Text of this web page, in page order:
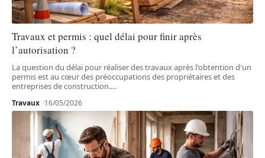
Travaux et permis : quel délai pour finir après
l’autorisation ?
La question du délai pour réaliser des travaux après l'obtention d'un
permis est au cœur des préoccupations des propriétaires et des
entreprises de construction.…
Travaux 16/05/2026